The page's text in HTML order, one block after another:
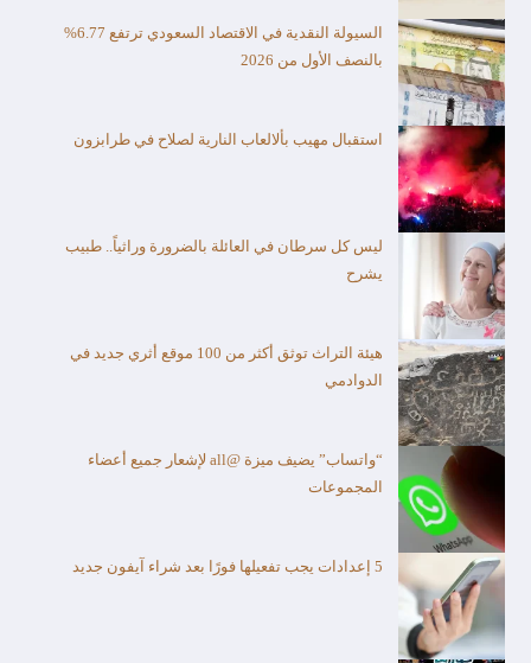
السيولة النقدية في الاقتصاد السعودي ترتفع 6.77%
بالنصف الأول من 2026
استقبال مهيب بألالعاب النارية لصلاح في طرابزون
ليس كل سرطان في العائلة بالضرورة وراثياً.. طبيب
يشرح
هيئة التراث توثق أكثر من 100 موقع أثري جديد في
الدوادمي
“واتساب” يضيف ميزة @all لإشعار جميع أعضاء
المجموعات
5 إعدادات يجب تفعيلها فورًا بعد شراء آيفون جديد